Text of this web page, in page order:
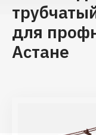
для
Астане